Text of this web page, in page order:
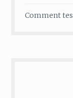
Comment